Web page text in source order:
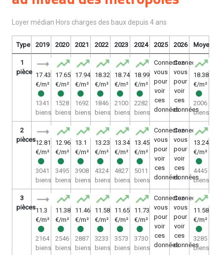
Loyer médian Hors charges des baux depuis 4 ans
Type 2019 2020 2021 2022 2023 2024 2025 2026 Moyenne
1
pièce 17.43
€/m²
1341
biens
17.65
€/m²
1528
biens
17.94
€/m²
1692
biens
18.32
€/m²
1846
biens
18.74
€/m²
2100
biens
18.99
€/m²
2282
biens
Connectez-
vous
pour
voir
ces
données
Connectez-
vous
pour
voir
ces
données
18.38
€/m²
2006
biens
2
pièces12.81
€/m²
3041
biens
12.96
€/m²
3495
biens
13.1
€/m²
3908
biens
13.23
€/m²
4324
biens
13.34
€/m²
4827
biens
13.45
€/m²
5011
biens
Connectez-
vous
pour
voir
ces
données
Connectez-
vous
pour
voir
ces
données
13.24
€/m²
4445
biens
3
pièces11.3
€/m²
2164
biens
11.38
€/m²
2546
biens
11.46
€/m²
2887
biens
11.58
€/m²
3233
biens
11.65
€/m²
3573
biens
11.73
€/m²
3730
biens
Connectez-
vous
pour
voir
ces
données
Connectez-
vous
pour
voir
ces
données
11.58
€/m²
3285
biens